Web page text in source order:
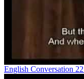
English Conversation